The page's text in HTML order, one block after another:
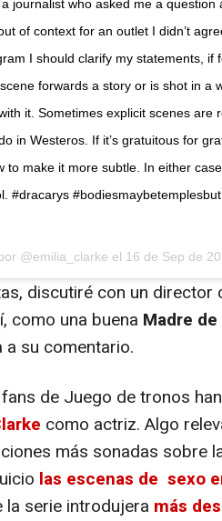
journalist who asked me a
of context for an outlet I didn’t
I should clarify my statements, if
forwards a story or is shot in a
it. Sometimes explicit scenes are
in Westeros. If it’s gratuitous for
to make it more subtle. In either
#dracarys
@emilia_clarke el 16 de Sep de
discutiré con un director
como una buena Madre
su comentario.
de Juego de tronos
como actriz. Algo
más sonadas sobre
las escenas de sexo
la serie introdujera más